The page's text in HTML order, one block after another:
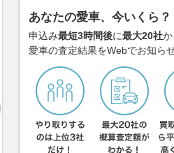
あなたの愛車、今いくら？
申込み最短3時間後に最大20社か
愛車の査定結果をWebでお知らせ